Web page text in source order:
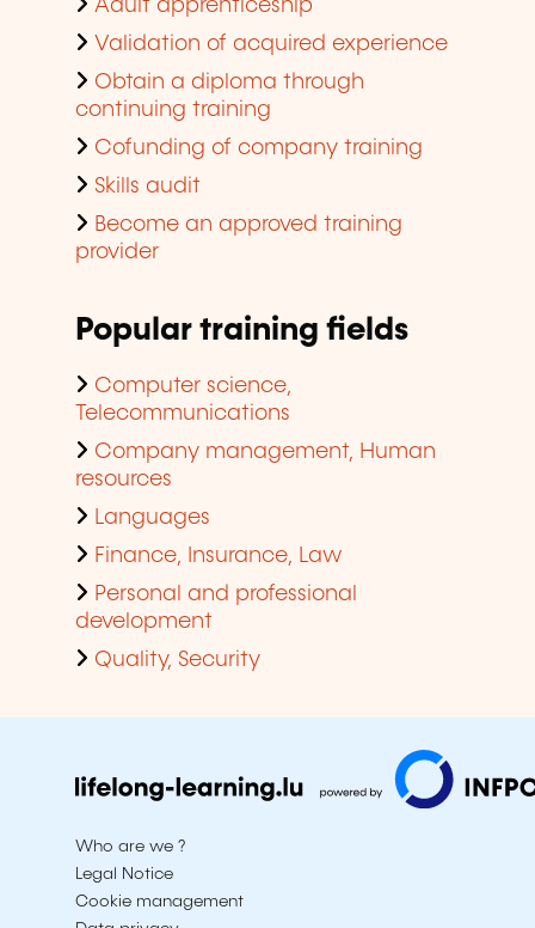
Adult apprenticeship
Validation of acquired experience
Obtain a diploma through
continuing training
Cofunding of company training
Skills audit
Become an approved training
provider
Popular training fields
Computer science,
Telecommunications
Company management, Human
resources
Languages
Finance, Insurance, Law
Personal and professional
development
Quality, Security
Who are we ?
Legal Notice
Cookie management